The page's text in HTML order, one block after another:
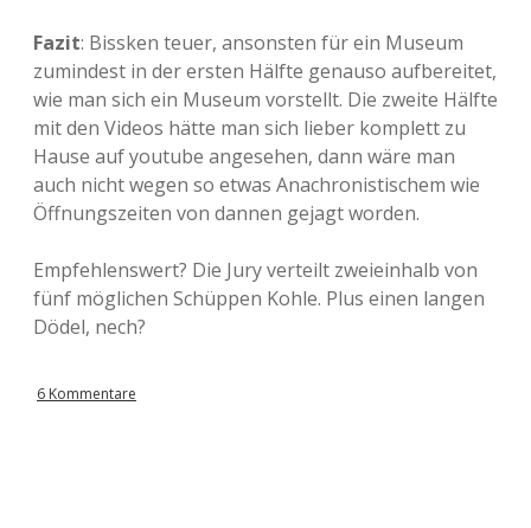
Fazit: Bissken teuer, ansonsten für ein Museum
zumindest in der ersten Hälfte genauso aufbereitet,
wie man sich ein Museum vorstellt. Die zweite Hälfte
mit den Videos hätte man sich lieber komplett zu
Hause auf youtube angesehen, dann wäre man
auch nicht wegen so etwas Anachronistischem wie
Öffnungszeiten von dannen gejagt worden.
Empfehlenswert? Die Jury verteilt zweieinhalb von
fünf möglichen Schüppen Kohle. Plus einen langen
Dödel, nech?
6 Kommentare